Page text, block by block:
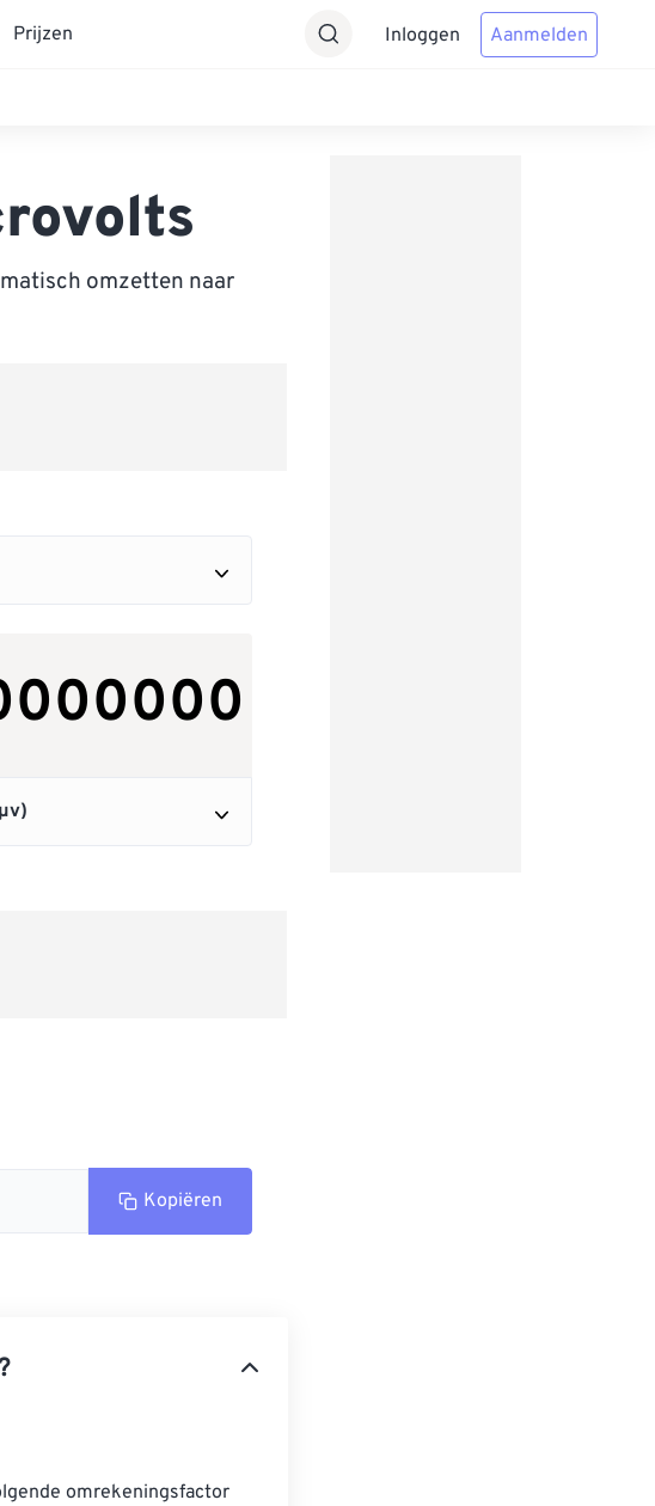
Prijzen Inloggen Aanmelden
omzetten naar
Kopiëren
omrekeningsfactor